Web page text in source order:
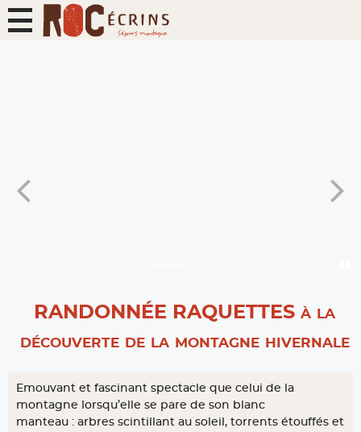
RANDONNÉE RAQUETTES à la
découverte de la montagne hivernale
Emouvant et fascinant spectacle que celui de la
montagne lorsqu’elle se pare de son blanc
manteau : arbres scintillant au soleil, torrents étouffés et